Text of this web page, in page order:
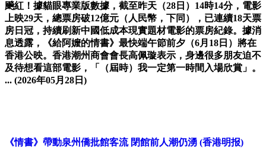
飈紅！據貓眼專業版數據，截至昨天（28日）14時14分，電影
上映29天，總票房破12億元（人民幣，下同），已連續18天票
房日冠，持續刷新中國低成本現實題材電影的票房紀錄。據消
息透露，《給阿嬤的情書》最快端午節前夕（6月18日）將在
香港公映。香港潮州商會會長高佩璇表示，身邊很多朋友迫不
及待想看這部電影，「（屆時）我一定第一時間入場欣賞」。
... (2026年05月28日)
《情書》帶動泉州僑批館客流 閉館前人潮仍湧 (香港明报)